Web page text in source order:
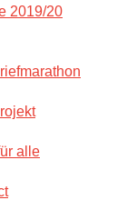
2019/20
alle